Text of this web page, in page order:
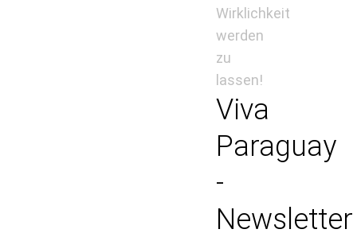
Wirklichkeit
werden
zu
lassen!
Viva
Paraguay
-
Newsletter